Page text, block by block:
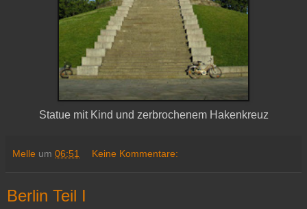
Statue mit Kind und zerbrochenem Hakenkreuz
Melle um 06:51 Keine Kommentare:
Berlin Teil I